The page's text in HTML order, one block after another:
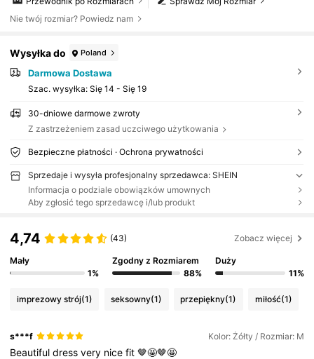
Nie twój rozmiar? Powiedz nam
Wysyłka do Poland
Darmowa Dostawa
Szac. wysyłka: Się 14 - Się 19
30-dniowe darmowe zwroty
Z zastrzeżeniem zasad uczciwego użytkowania
Bezpieczne płatności · Ochrona prywatności
Sprzedaje i wysyła profesjonalny sprzedawca: SHEIN
Informacja o podziale obowiązków umownych
Aby zgłosić tego sprzedawcę i/lub produkt
4,74 (43) Zobacz więcej
Mały
1%
Zgodny z Rozmiarem
88%
Duży
11%
imprezowy strój(1) seksowny(1) przepiękny(1) miłość(1)
s***f Kolor: Żółty / Rozmiar: M
Beautifuldressvery nicefit🤎🤩🤎🤩